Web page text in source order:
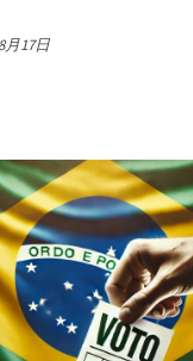
月17日